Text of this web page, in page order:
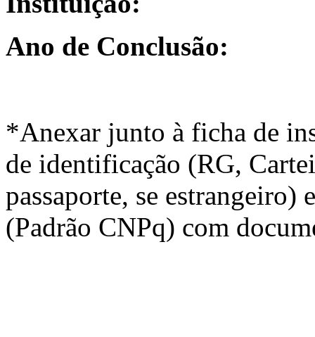
Ano de Conclusão:
*Anexar junto à ficha de
de identificação (RG,
passaporte, se
(Padrão CNPq) com